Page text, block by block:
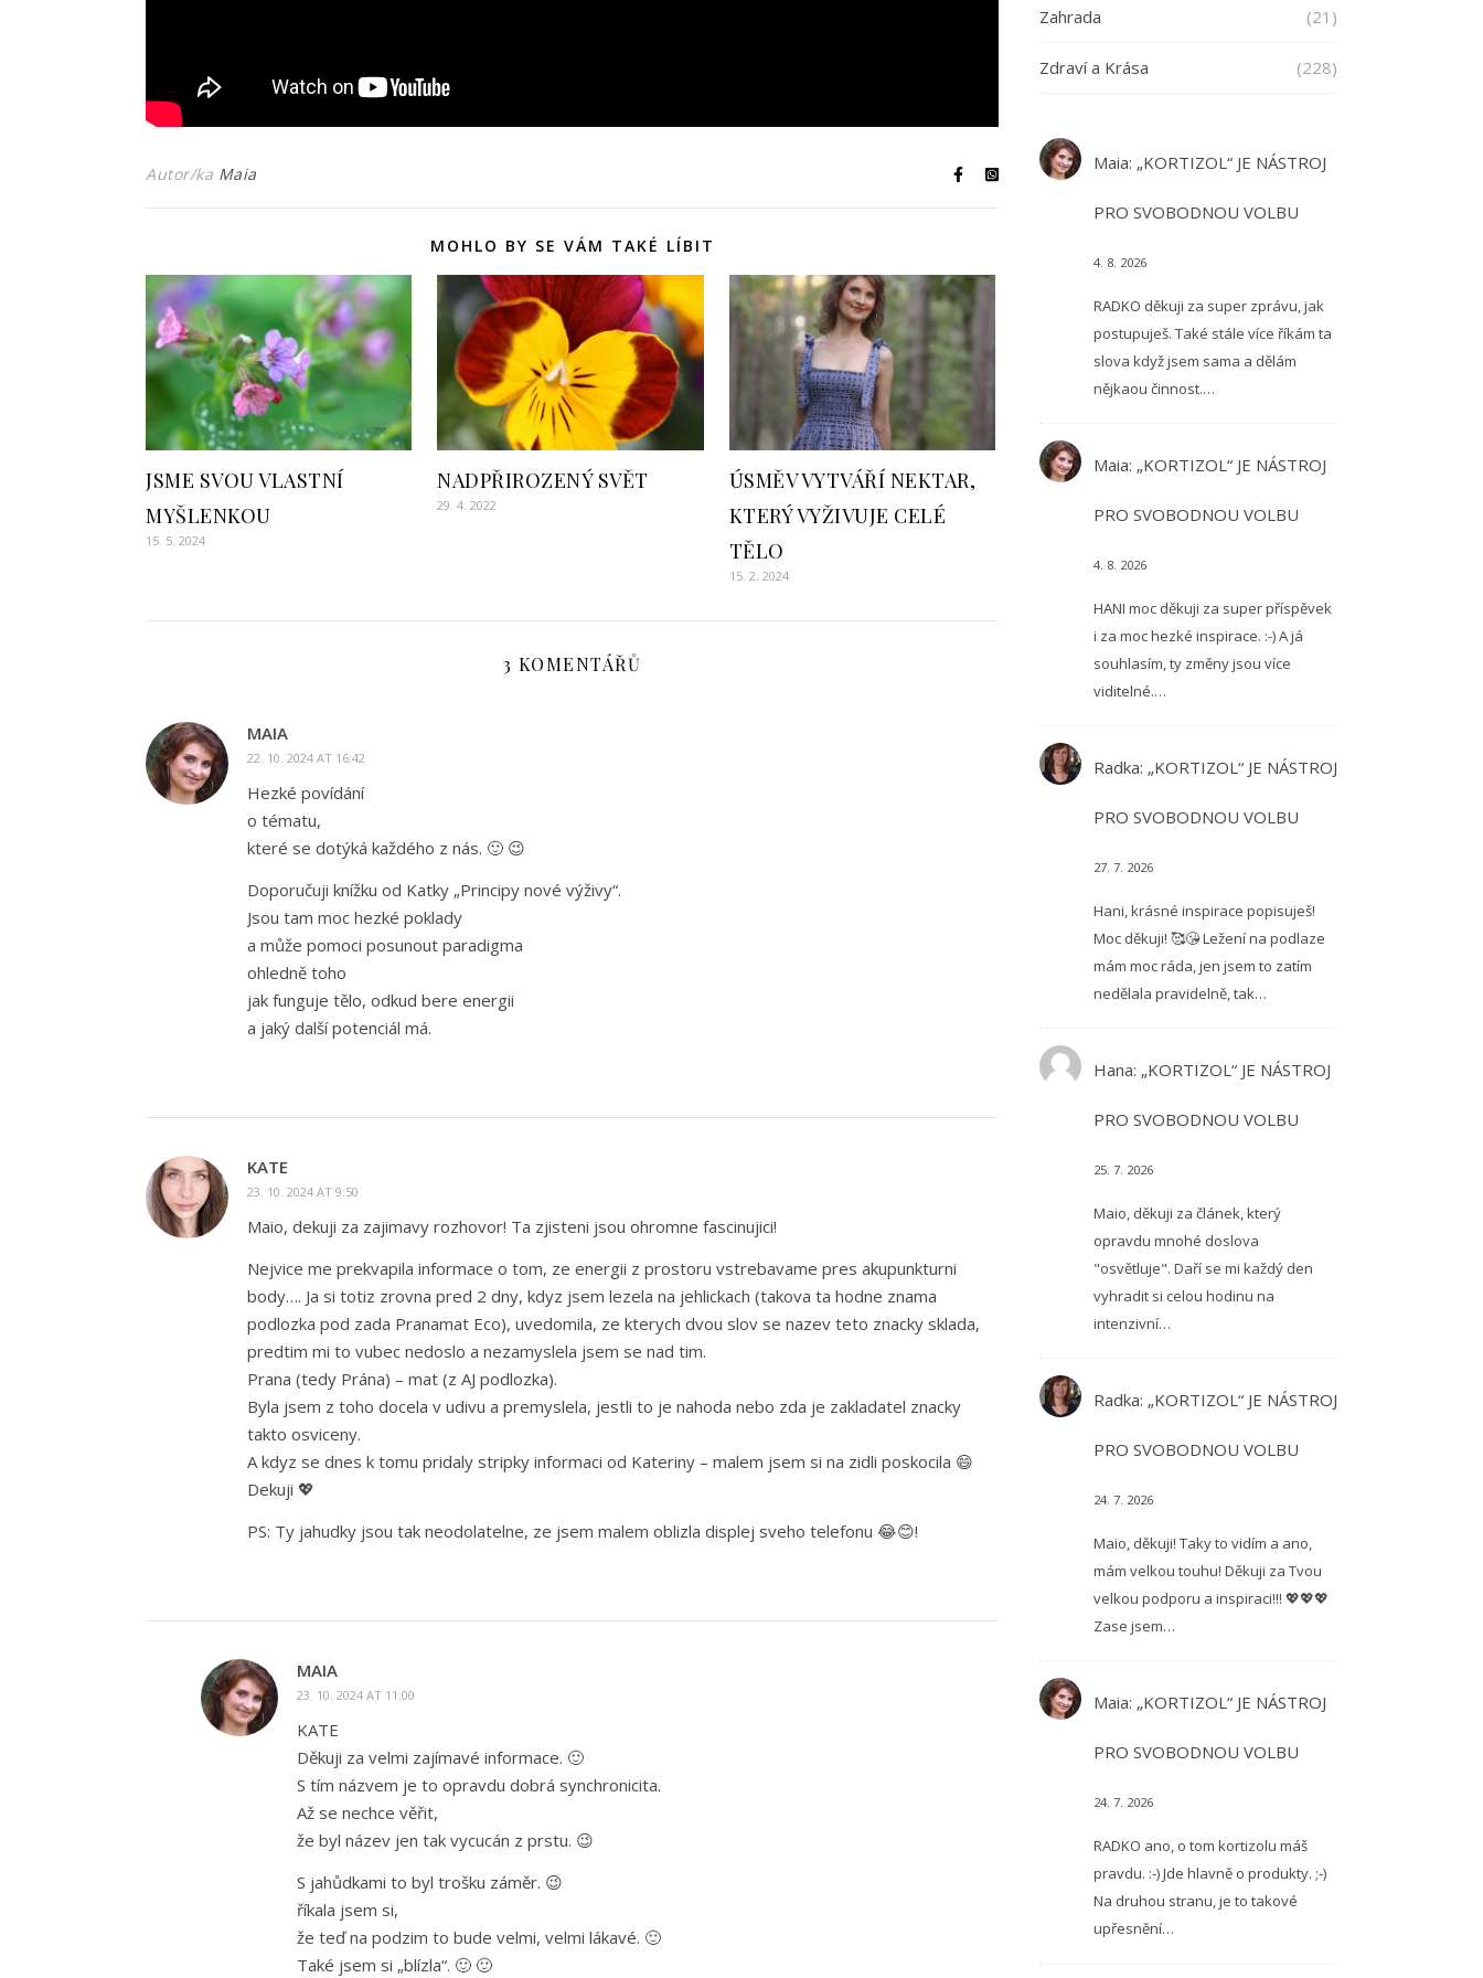
Autor/ka Maia
MOHLO BY SE VÁM TAKÉ LÍBIT
JSME SVOU VLASTNÍ
MYŠLENKOU
15. 5. 2024
NADPŘIROZENÝ SVĚT
29. 4. 2022
ÚSMĚV VYTVÁŘÍ NEKTAR,
KTERÝ VYŽIVUJE CELÉ
TĚLO
15. 2. 2024
3 KOMENTÁŘŮ
MAIA
22. 10. 2024 AT 16:42
Hezké povídání
o tématu,
které se dotýká každého z nás. 🙂 😉
Doporučuji knížku od Katky „Principy nové výživy“.
Jsou tam moc hezké poklady
a může pomoci posunout paradigma
ohledně toho
jak funguje tělo, odkud bere energii
a jaký další potenciál má.
KATE
23. 10. 2024 AT 9:50
Maio, dekuji za zajimavy rozhovor! Ta zjisteni jsou ohromne fascinujici!
Nejvice me prekvapila informace o tom, ze energii z prostoru vstrebavame pres akupunkturni
body…. Ja si totiz zrovna pred 2 dny, kdyz jsem lezela na jehlickach (takova ta hodne znama
podlozka pod zada Pranamat Eco), uvedomila, ze kterych dvou slov se nazev teto znacky sklada,
predtim mi to vubec nedoslo a nezamyslela jsem se nad tim.
Prana (tedy Prána) – mat (z AJ podlozka).
Byla jsem z toho docela v udivu a premyslela, jestli to je nahoda nebo zda je zakladatel znacky
takto osviceny.
A kdyz se dnes k tomu pridaly stripky informaci od Kateriny – malem jsem si na zidli poskocila 😄
Dekuji 💖
PS: Ty jahudky jsou tak neodolatelne, ze jsem malem oblizla displej sveho telefonu 😂😊!
MAIA
23. 10. 2024 AT 11:00
KATE
Děkuji za velmi zajímavé informace. 🙂
S tím názvem je to opravdu dobrá synchronicita.
Až se nechce věřit,
že byl název jen tak vycucán z prstu. 😉
S jahůdkami to byl trošku záměr. 😉
říkala jsem si,
že teď na podzim to bude velmi, velmi lákavé. 🙂
Také jsem si „blízla“. 🙂 🙂
Zahrada (21)
Zdraví a Krása (228)
Maia: „KORTIZOL“ JE NÁSTROJ
PRO SVOBODNOU VOLBU
4. 8. 2026
RADKO děkuji za super zprávu, jak
postupuješ. Také stále více říkám ta
slova když jsem sama a dělám
nějkaou činnost.…
Maia: „KORTIZOL“ JE NÁSTROJ
PRO SVOBODNOU VOLBU
4. 8. 2026
HANI moc děkuji za super příspěvek
i za moc hezké inspirace. :-) A já
souhlasím, ty změny jsou více
viditelné.…
Radka: „KORTIZOL“ JE NÁSTROJ
PRO SVOBODNOU VOLBU
27. 7. 2026
Hani, krásné inspirace popisuješ!
Moc děkuji! 🥰😘 Ležení na podlaze
mám moc ráda, jen jsem to zatím
nedělala pravidelně, tak…
Hana: „KORTIZOL“ JE NÁSTROJ
PRO SVOBODNOU VOLBU
25. 7. 2026
Maio, děkuji za článek, který
opravdu mnohé doslova
"osvětluje". Daří se mi každý den
vyhradit si celou hodinu na
intenzivní…
Radka: „KORTIZOL“ JE NÁSTROJ
PRO SVOBODNOU VOLBU
24. 7. 2026
Maio, děkuji! Taky to vidím a ano,
mám velkou touhu! Děkuji za Tvou
velkou podporu a inspiraci!!! 💖💖💖
Zase jsem…
Maia: „KORTIZOL“ JE NÁSTROJ
PRO SVOBODNOU VOLBU
24. 7. 2026
RADKO ano, o tom kortizolu máš
pravdu. :-) Jde hlavně o produkty. ;-)
Na druhou stranu, je to takové
upřesnění…